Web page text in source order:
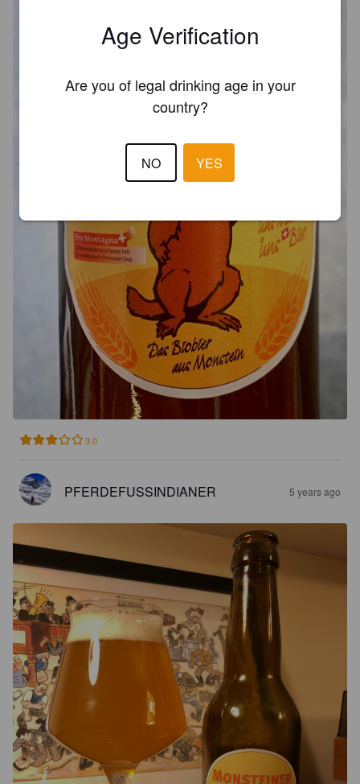
3.0
PFERDEFUSSINDIANER 5 years ago
Age Verification
Are you of legal drinking age in your
country?
NO YES